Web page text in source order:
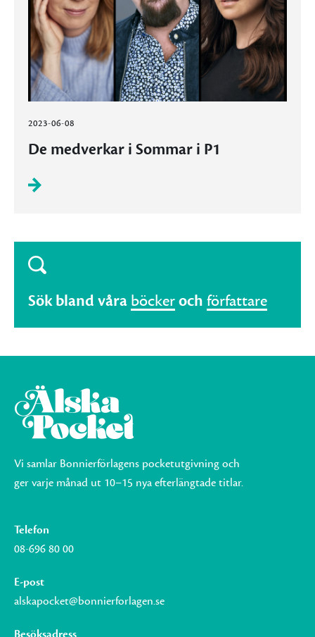
2023-06-08
De medverkar i Sommar i P1
Sök bland våra böckeroch författare
Vi samlar Bonnierförlagens pocketutgivning och
ger varje månad ut 10–15 nya efterlängtade titlar.
Telefon
08-696 80 00
E-post
alskapocket@bonnierforlagen.se